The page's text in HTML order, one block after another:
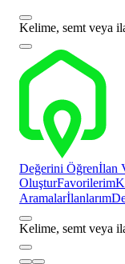
Kelime, semt veya
Değerini Öğrenİlan
OluşturFavorilerim
Aramalarİlanlarım
Kelime, semt veya